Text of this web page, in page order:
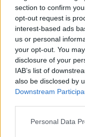
section to confirm
opt-out request is
interest-based ads
us or personal
your opt-out. You
disclosure of your
IAB’s list of
also be disclosed by
Downstream
Please note that this
Personal Data